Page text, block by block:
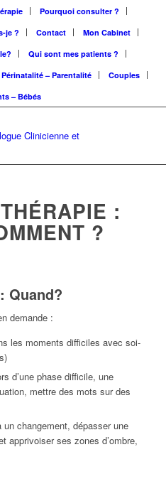
Pourquoi consulter ?
je ? Contact
Mon Cabinet
Qui sont mes patients ?
Périnatalité – Parentalité
Couples
– Bébés
:
?
Quand?
demande :
les moments difficiles avec soi-
d’une phase difficile, une
mettre des mots sur des
un changement, dépasser une
apprivoiser ses zones d’ombre,